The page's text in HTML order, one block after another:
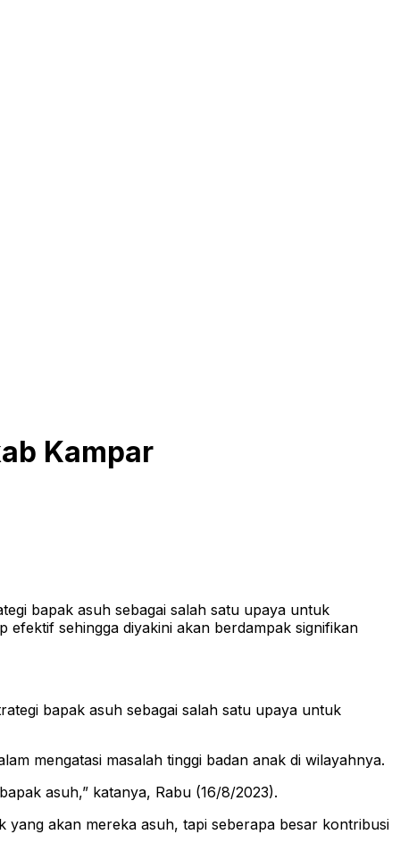
Kampar
bapak asuh sebagai salah satu upaya untuk
sehingga diyakini akan berdampak signifikan
bapak asuh sebagai salah satu upaya untuk
mengatasi masalah tinggi badan anak di wilayahnya.
asuh,” katanya, Rabu (16/8/2023).
akan mereka asuh, tapi seberapa besar kontribusi